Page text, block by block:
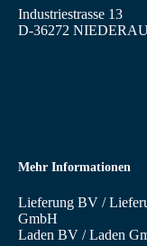
Mehr Informationen
Lieferung BV /
GmbH
Laden BV /Laden
Industriestrasse 13
D-36272